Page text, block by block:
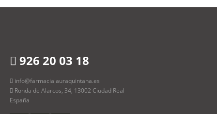
926 20 03 18
info@farmacialauraquintana.es
Ronda de Alarcos, 34, 13002 Ciudad Real
España